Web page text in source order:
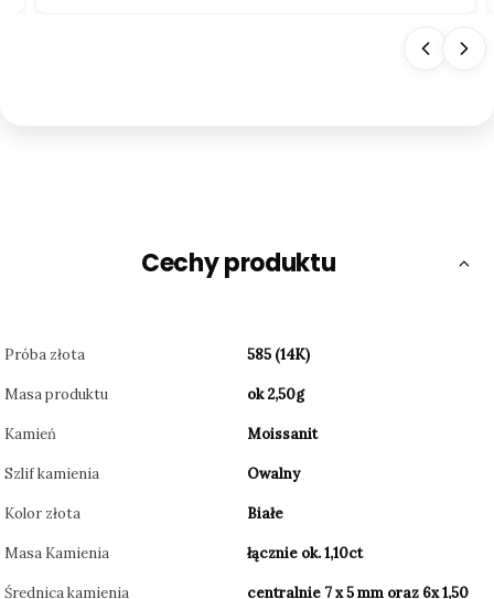
Cechy produktu
Próba złota 585 (14K)
Masa produktu ok 2,50g
Kamień Moissanit
Szlif kamienia Owalny
Kolor złota Białe
Masa Kamienia łącznie ok. 1,10ct
Średnica kamienia centralnie 7 x 5 mm oraz 6x 1,50